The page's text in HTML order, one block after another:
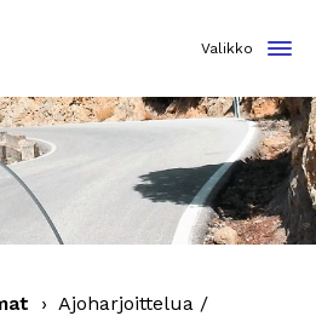
›Ajoharjoittelua /